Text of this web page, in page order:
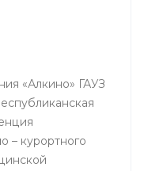
«Алкино» ГАУЗ
– курортного